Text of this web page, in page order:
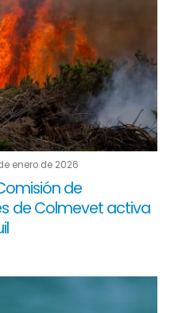
enero de 2026
de
de Colmevet activa